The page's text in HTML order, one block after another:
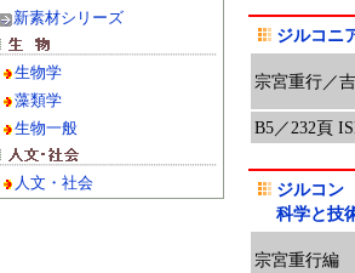
新素材シリーズ
生物学
藻類学
生物一般
人文・社会
ジルコニ
宗宮重行／
B5／232頁
ジルコン
科学と技
宗宮重行編